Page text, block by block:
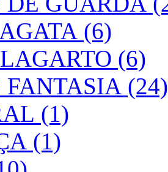
(6)
(6)
FANTASIA (24)
(1)
(1)